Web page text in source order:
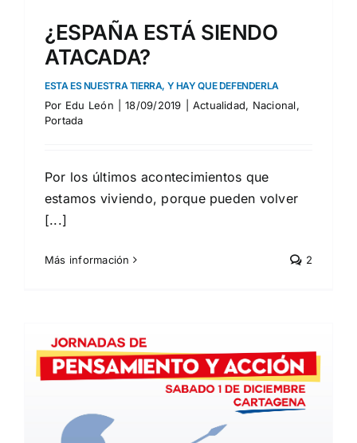
¿ESPAÑA ESTÁ SIENDO
ATACADA?
ESTA ES NUESTRA TIERRA, Y HAY QUE DEFENDERLA
Por Edu León 18/09/2019 Actualidad, Nacional,
Portada
Por los últimos acontecimientos que
estamos viviendo, porque pueden volver
[...]
Más información 2